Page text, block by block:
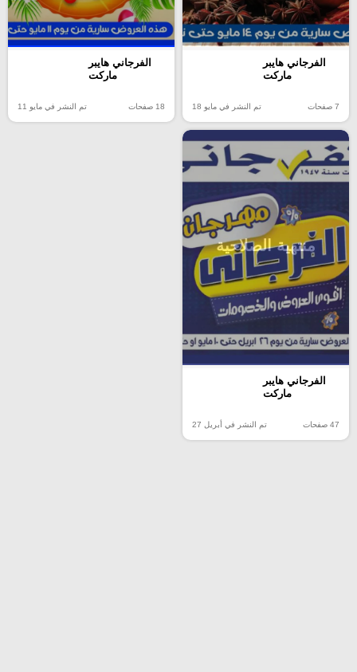
الفرجاني هايبر
ماركت
7 صفحات تم النشر في مايو 18
الفرجاني هايبر
ماركت
18 صفحات تم النشر في مايو 11
منتهية الصلاحية
الفرجاني هايبر
ماركت
47 صفحات تم النشر في أبريل 27